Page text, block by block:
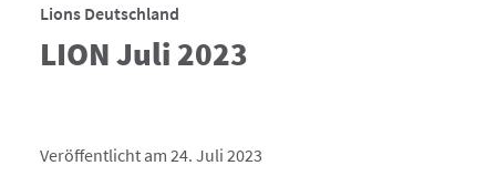
Lions Deutschland
LION Juli 2023
Veröffentlicht am 24. Juli 2023